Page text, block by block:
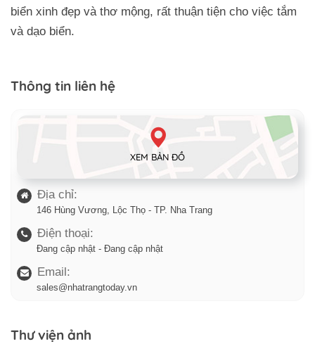
biển xinh đẹp và thơ mộng, rất thuận tiện cho việc tắm
và dạo biển.
Thông tin liên hệ
XEM BẢN ĐỒ
Địa chỉ:
146 Hùng Vương, Lộc Thọ - TP. Nha Trang
Điện thoại:
Đang cập nhật - Đang cập nhật
Email:
sales@nhatrangtoday.vn
Thư viện ảnh